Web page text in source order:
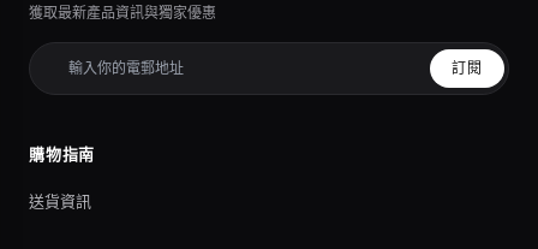
獲取最新產品資訊與獨家優惠
訂閱
購物指南
送貨資訊